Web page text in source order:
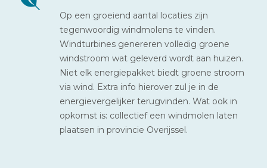
Op een groeiend aantal locaties zijn
tegenwoordig windmolens te vinden.
Windturbines genereren volledig groene
windstroom wat geleverd wordt aan huizen.
Niet elk energiepakket biedt groene stroom
via wind. Extra info hierover zul je in de
energievergelijker terugvinden. Wat ook in
opkomst is: collectief een windmolen laten
plaatsen in provincie Overijssel.